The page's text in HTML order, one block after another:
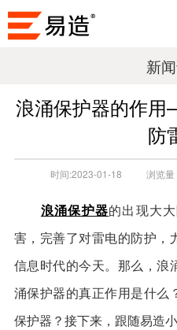
新
浪涌保护器的作
防
时间:2023-01-18 浏览量
浪涌保护器的出现大
害，完善了对雷电的防护，
信息时代的今天。那么，浪
涌保护器的真正作用是什么
保护器？接下来，跟随易造